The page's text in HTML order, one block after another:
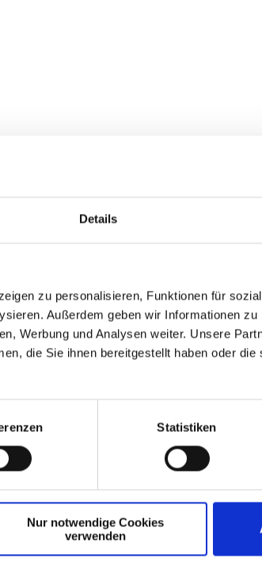
Details
zu personalisieren, Funktionen für
Außerdem geben wir Informationen
Werbung und Analysen weiter. Unsere
die Sie ihnen bereitgestellt haben oder
Statistiken
Nur notwendige Cookies
verwenden